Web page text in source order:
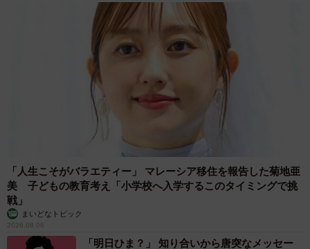
pic.twitter.com/U31KtMdmUI
— まぼ (@yoitan_diary)
まいどなニュース情報部
2026.08.06
1歳息子が腕を亜脱臼 「奥さん、専業主婦な
のに」と夫の後輩から一言 母は泣きながら対
応し必死だった 何年もたった今もたまに思い
出し…山岡 もと子